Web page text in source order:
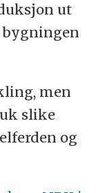
ut
men
slike
og